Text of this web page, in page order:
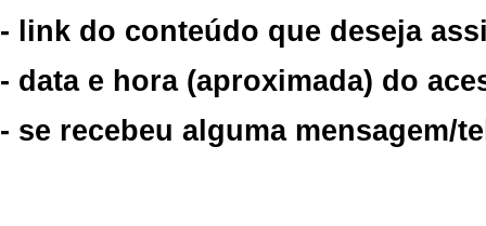
- link do conteúdo que deseja
- data e hora (aproximada) do
- se recebeu alguma mensagem/